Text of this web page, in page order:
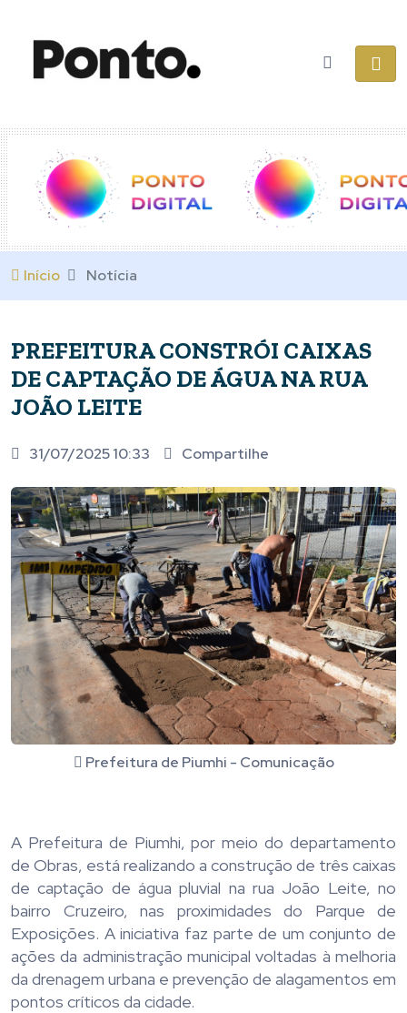
Início Notícia
PREFEITURA CONSTRÓI CAIXAS
DE CAPTAÇÃO DE ÁGUA NA RUA
JOÃO LEITE
31/07/2025 10:33 Compartilhe
Prefeitura de Piumhi - Comunicação
A Prefeitura de Piumhi, por meio do departamento
de Obras, está realizando a construção de três caixas
de captação de água pluvial na rua João Leite, no
bairro Cruzeiro, nas proximidades do Parque de
Exposições. A iniciativa faz parte de um conjunto de
ações da administração municipal voltadas à melhoria
da drenagem urbana e prevenção de alagamentos em
pontos críticos da cidade.